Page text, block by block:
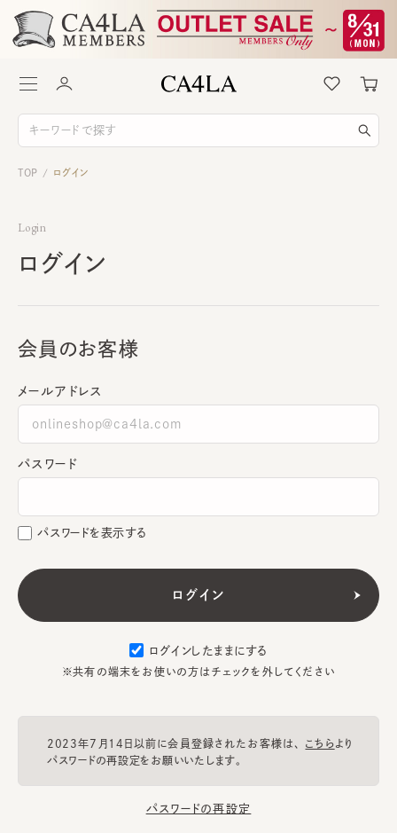
TOP / ログイン
Login
ログイン
会員のお客様
メールアドレス
パスワード
パスワードを表示する
ログインしたままにする
※共有の端末をお使いの方はチェックを外してください
2023年7月14日以前に会員登録されたお客様は、 こちらより
パスワードの再設定をお願いいたします。
パスワードの再設定